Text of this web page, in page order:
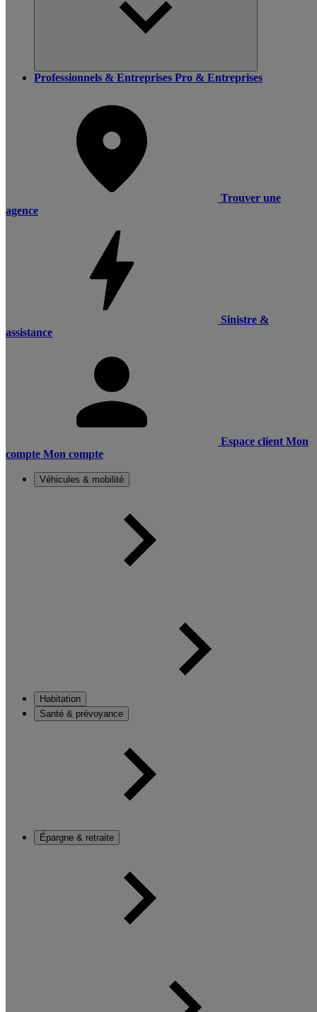
Professionnels & Entreprises Pro & Entreprises
Trouver une
agence
Sinistre &
assistance
Espace client Mon
compte Mon compte
Véhicules & mobilité
Habitation
Santé & prévoyance
Épargne & retraite